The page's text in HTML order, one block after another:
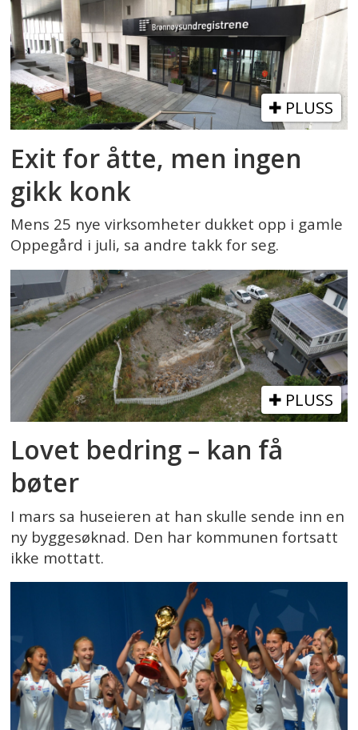
PLUSS
Exit for åtte, men ingen
gikk konk
Mens 25 nye virksomheter dukket opp i gamle
Oppegård i juli, sa andre takk for seg.
PLUSS
Lovet bedring – kan få
bøter
I mars sa huseieren at han skulle sende inn en
ny byggesøknad. Den har kommunen fortsatt
ikke mottatt.